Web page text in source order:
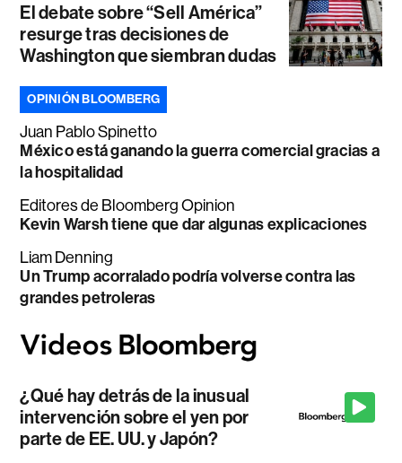
El debate sobre “Sell América”
resurge tras decisiones de
Washington que siembran dudas
OPINIÓN BLOOMBERG
Juan Pablo Spinetto
México está ganando la guerra comercial gracias a
la hospitalidad
Editores de Bloomberg Opinion
Kevin Warsh tiene que dar algunas explicaciones
Liam Denning
Un Trump acorralado podría volverse contra las
grandes petroleras
¿Qué hay detrás de la inusual
intervención sobre el yen por
parte de EE. UU. y Japón?